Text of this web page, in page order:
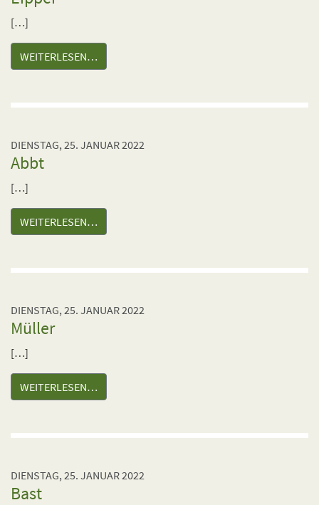
[…]
WEITERLESEN…
DIENSTAG, 25. JANUAR 2022
Abbt
[…]
WEITERLESEN…
DIENSTAG, 25. JANUAR 2022
Müller
[…]
WEITERLESEN…
DIENSTAG, 25. JANUAR 2022
Bast